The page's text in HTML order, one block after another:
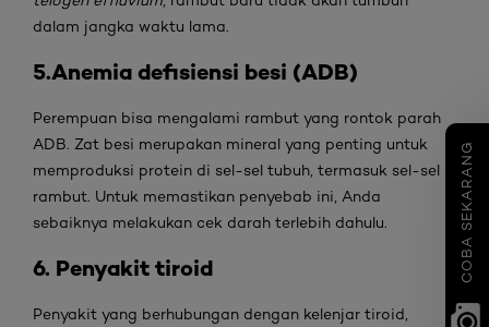
COBA SEKARANG
dalam jangka waktu lama.
5.Anemia defisiensi besi (ADB)
Perempuan bisa mengalami rambut yang rontok parah
ADB. Zat besi merupakan mineral yang penting untuk
memproduksi protein di sel-sel tubuh, termasuk sel-sel
rambut. Untuk memastikan penyebab ini, Anda
sebaiknya melakukan cek darah terlebih dahulu.
6. Penyakit tiroid
Penyakit yang berhubungan dengan kelenjar tiroid,